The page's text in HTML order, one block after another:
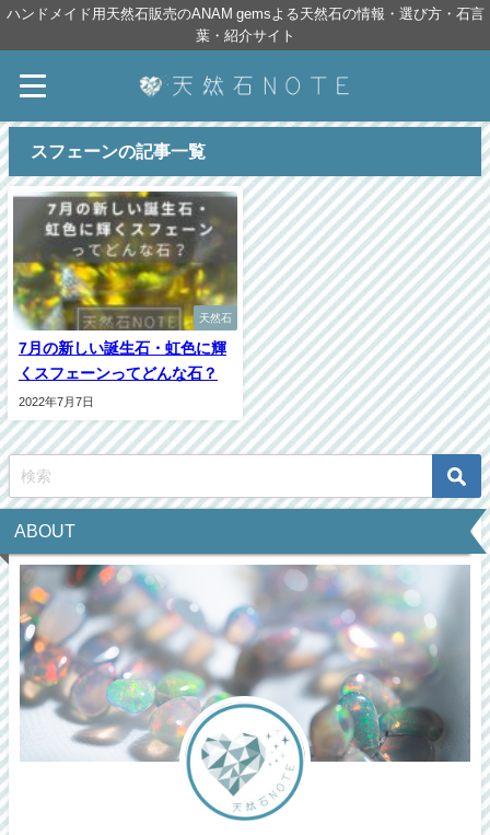
ハンドメイド用天然石販売のANAM gemsよる天然石の情報・選び方・石言
葉・紹介サイト
スフェーンの記事一覧
天然石
7月の新しい誕生石・虹色に輝
くスフェーンってどんな石？
2022年7月7日
ABOUT